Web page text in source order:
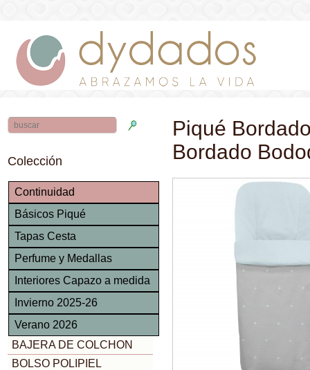
Colección
Continuidad
Básicos Piqué
Tapas Cesta
Perfume y Medallas
Interiores Capazo a medida
Invierno 2025-26
Verano 2026
BAJERA DE COLCHON
BOLSO POLIPIEL
Piqué
Bordado